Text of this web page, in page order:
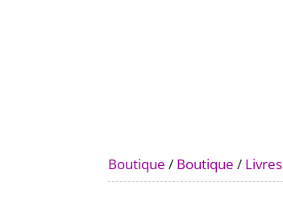
Boutique / Boutique / Livres